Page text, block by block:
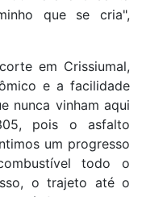
que se cria",
em Crissiumal,
e a facilidade
nunca vinham aqui
pois o asfalto
um progresso
todo o
o trajeto até o